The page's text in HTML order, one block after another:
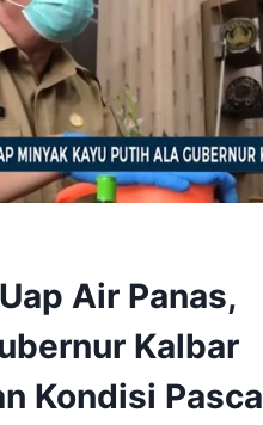
Air Panas,
Kalbar
Kondisi Pasca